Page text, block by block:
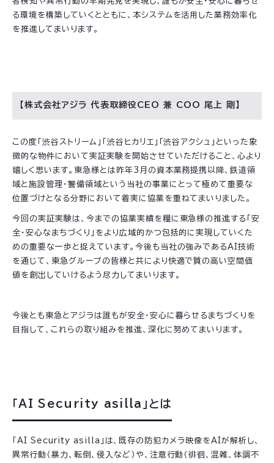
る環境を構築していくとともに、本システムを活用した業務効率化
を推進してまいります。
【株式会社アジラ 代表取締役CEO 兼 COO 尾上 剛】
この度「渋谷ストリーム」「渋谷ヒカリエ」「渋谷アクシュ」といった象
徴的な物件において実証実験を開始させていただけること、心より
嬉しく思います。東急様とは昨年3月の資本業務提携以降、鉄道領
域と施設管理・警備領域という当社の事業にとって極めて重要な
位置づけとなる分野において着実に協業を重ねてまいりました。
今回の実証実験は、今までの協業実績を糧に東急様の推進する「安
全・安心なまちづくり」をより広域的かつ包括的に実現していくた
めの重要な一歩と捉えています。今後も当社の強みであるAI技術
を通じて、東急グループの皆様と共により快適で質の高い空間価
値を創出していけるよう尽力してまいります。
今後とも東急とアジラは誰もが安全・安心に暮らせるまちづくりを
目指して、これらの取り組みを推進、深化に努めてまいります。
「AI Security asilla」とは
「AI Security asilla」は、既存の防犯カメラ映像をAIが解析し、
異常行動（暴力、転倒、侵入など）や、注意行動（徘徊、混雑、体調不